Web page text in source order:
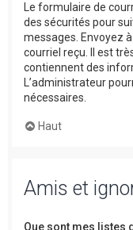
Le formulaire de
des sécurités pour
messages. Envoyez
courriel reçu. Il est
contiennent des
L’administrateur
nécessaires.
Haut
Amis et
Que sont mes listes